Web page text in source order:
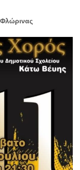
Φλώρινας